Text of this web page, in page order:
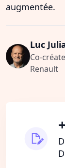
augmentée.
Luc
Co-
Renault